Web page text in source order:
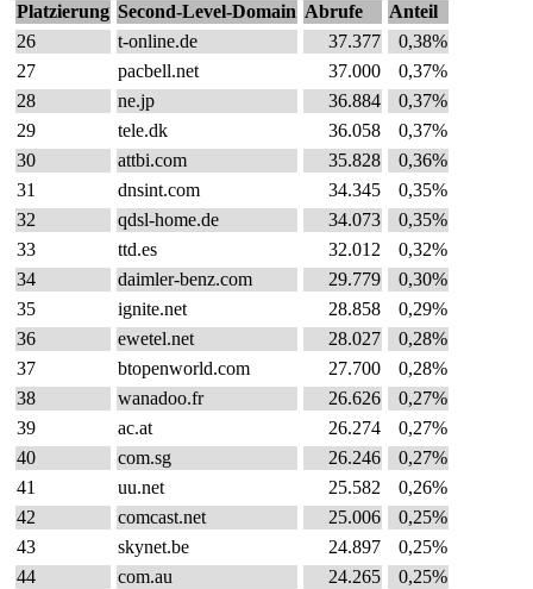
Platzierung Second-Level-Domain Abrufe
Anteil
26
t-online.de 37.377
0,38%
27
pacbell.net 37.000
0,37%
28
ne.jp 36.884
0,37%
29
tele.dk 36.058
0,37%
30
attbi.com 35.828
0,36%
31
dnsint.com 34.345
0,35%
32
qdsl-home.de 34.073
0,35%
33
ttd.es 32.012
0,32%
34
daimler-benz.com 29.779
0,30%
35
ignite.net 28.858
0,29%
36
ewetel.net 28.027
0,28%
37
btopenworld.com 27.700
0,28%
38
wanadoo.fr 26.626
0,27%
39
ac.at 26.274
0,27%
40
com.sg 26.246
0,27%
41
uu.net 25.582
0,26%
42
comcast.net 25.006
0,25%
43
skynet.be 24.897
0,25%
44
com.au 24.265
0,25%